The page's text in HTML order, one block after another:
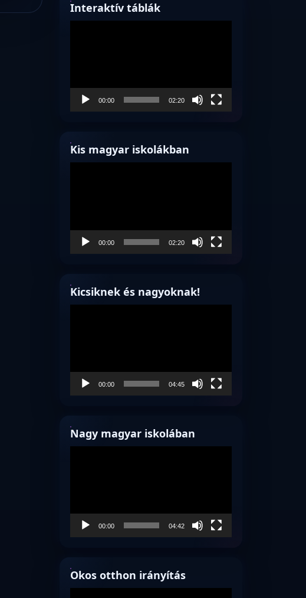
Interaktív táblák
00:00 02:20
Kis magyar iskolákban
00:00 02:20
Kicsiknek és nagyoknak!
00:00 04:45
Nagy magyar iskolában
00:00 04:42
Okos otthon irányítás